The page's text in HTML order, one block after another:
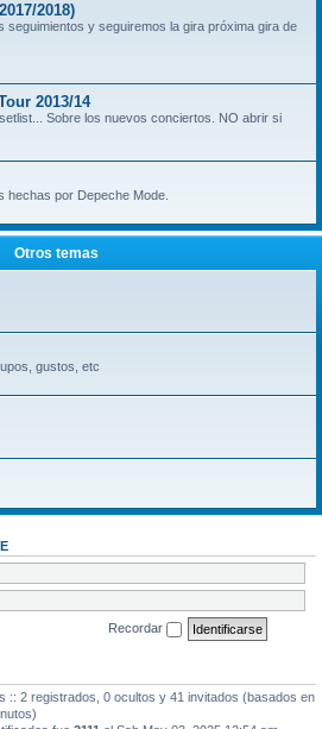
2018)
seguimientos y seguiremos la gira próxima gira de
2013/14
Sobre los nuevos conciertos. NO abrir si
hechas por Depeche Mode.
Otros temas
gustos, etc
Recordar
:: 2 registrados, 0 ocultos y 41 invitados (basados en